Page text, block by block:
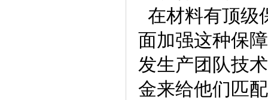
在材料有顶级
面加强这种保
发生产团队技
金来给他们匹